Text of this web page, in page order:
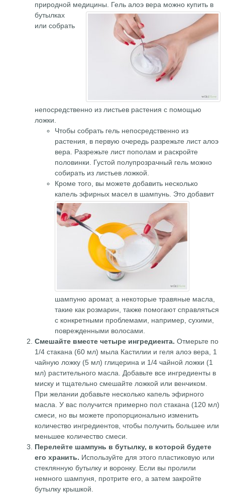
природной медицины.
Гель алоэ вера можно купить в
бутылках
или собрать
непосредственно из листьев растения с помощью
ложки.
Чтобы собрать гель непосредственно из
растения, в первую очередь разрежьте лист алоэ
вера. Разрежьте лист пополам и раскройте
половинки. Густой полупрозрачный гель можно
собирать из листьев ложкой.
Кроме того, вы можете добавить несколько
капель эфирных масел в шампунь. Это добавит
шампуню аромат, а некоторые травяные масла,
такие как розмарин, также помогают справляться
с конкретными проблемами, например, сухими,
поврежденными волосами.
Смешайте вместе четыре ингредиента. Отмерьте по
1/4 стакана (60 мл) мыла Кастилии и геля алоэ вера, 1
чайную ложку (5 мл) глицерина и 1/4 чайной ложки (1
мл) растительного масла. Добавьте все ингредиенты в
миску и тщательно смешайте ложкой или венчиком.
При желании добавьте несколько капель эфирного
масла. У вас получится примерно пол стакана (120 мл)
смеси, но вы можете пропорционально изменить
количество ингредиентов, чтобы получить большее или
меньшее количество смеси.
Перелейте шампунь в бутылку, в которой будете
его хранить. Используйте для этого пластиковую или
стеклянную бутылку и воронку. Если вы пролили
немного шампуня, протрите его, а затем закройте
бутылку крышкой.